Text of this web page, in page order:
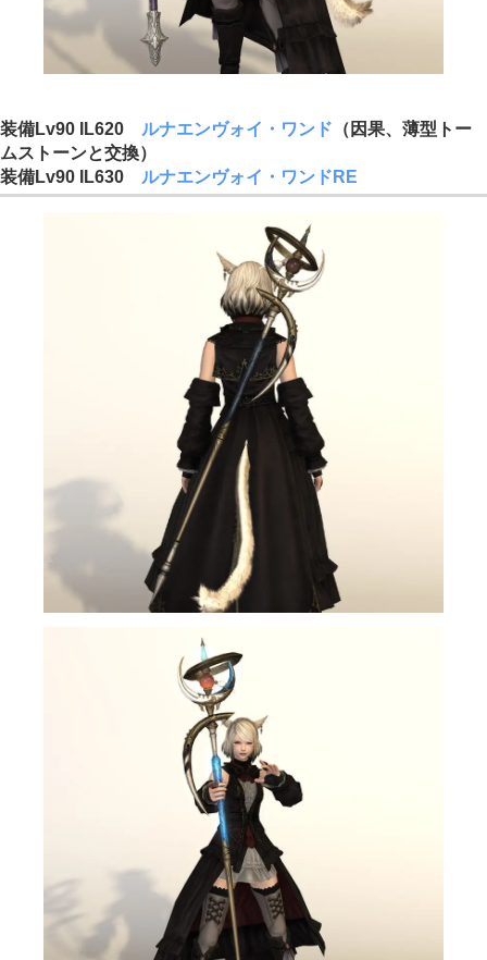
装備Lv90 IL620 ルナエンヴォイ・ワンド （因果、薄型トー
ムストーンと交換）
装備Lv90 IL630 ルナエンヴォイ・ワンドRE